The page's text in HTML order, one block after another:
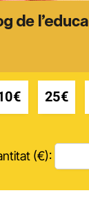
25€
(€):